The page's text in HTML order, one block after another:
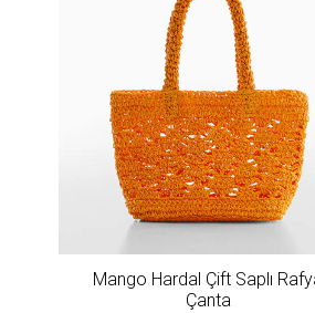
Mango Hardal Çift Saplı
Çanta